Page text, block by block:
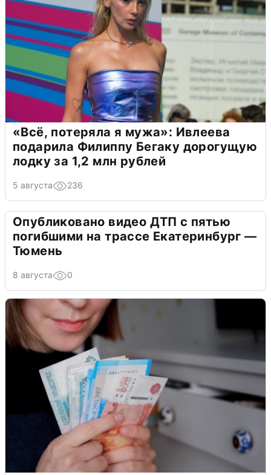
«Всё, потеряла я мужа»: Ивлеева
подарила Филиппу Бегаку дорогущую
лодку за 1,2 млн рублей
5 августа 236
Опубликовано видео ДТП с пятью
погибшими на трассе Екатеринбург —
Тюмень
8 августа 0